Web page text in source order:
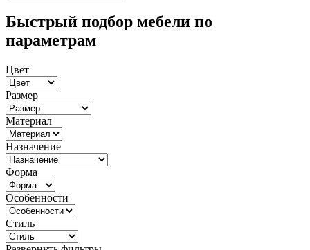
Быстрый подбор мебели по
параметрам
Цвет
Размер
Материал
Назначение
Форма
Особенности
Стиль